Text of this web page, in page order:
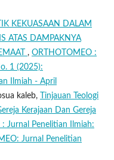
KEKUASAAN DALAM
ATAS DAMPAKNYA
, ORTHOTOMEO :
1 (2025):
Ilmiah - April
kaleb,
Tinjauan Teologi
Kerajaan Dan Gereja
Jurnal Penelitian Ilmiah:
Jurnal Penelitian